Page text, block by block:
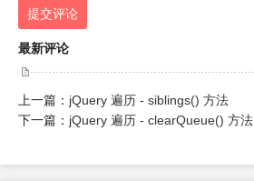
提交评论
最新评论
上一篇： jQuery 遍历 - siblings() 方法
下一篇： jQuery 遍历 - clearQueue() 方法